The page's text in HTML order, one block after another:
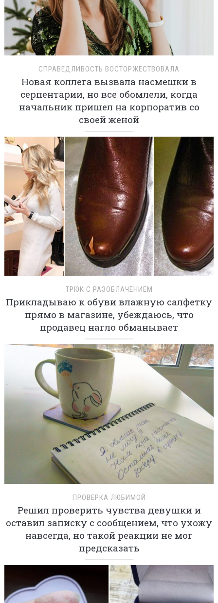
СПРАВЕДЛИВОСТЬ ВОСТОРЖЕСТВОВАЛА
Новая коллега вызвала насмешки в
серпентарии, но все обомлели, когда
начальник пришел на корпоратив со
своей женой
ТРЮК С РАЗОБЛАЧЕНИЕМ
Прикладываю к обуви влажную салфетку
прямо в магазине, убеждаюсь, что
продавец нагло обманывает
ПРОВЕРКА ЛЮБИМОЙ
Решил проверить чувства девушки и
оставил записку с сообщением, что ухожу
навсегда, но такой реакции не мог
предсказать